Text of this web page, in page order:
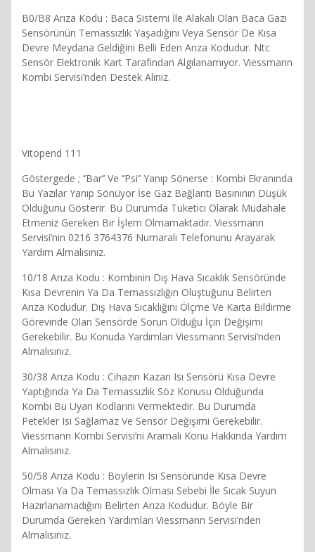
B0/B8 Arıza Kodu : Baca Sistemi İle Alakalı Olan Baca Gazı
Sensörünün Temassızlık Yaşadığını Veya Sensör De Kısa
Devre Meydana Geldiğini Belli Eden Arıza Kodudur. Ntc
Sensör Elektronik Kart Tarafından Algılanamıyor. Viessmann
Kombi Servisi’nden Destek Alınız.
Vitopend 111
Göstergede ; ‘’Bar’’ Ve ‘’Psi’’ Yanıp Sönerse : Kombi Ekranında
Bu Yazılar Yanıp Sönüyor İse Gaz Bağlantı Basınının Düşük
Olduğunu Gösterir. Bu Durumda Tüketici Olarak Müdahale
Etmeniz Gereken Bir İşlem Olmamaktadır. Viessmann
Servisi’nin 0216 3764376 Numaralı Telefonunu Arayarak
Yardım Almalısınız.
10/18 Arıza Kodu : Kombinin Dış Hava Sıcaklık Sensöründe
Kısa Devrenin Ya Da Temassızlığın Oluştuğunu Belirten
Arıza Kodudur. Dış Hava Sıcaklığını Ölçme Ve Karta Bildirme
Görevinde Olan Sensörde Sorun Olduğu İçin Değişimi
Gerekebilir. Bu Konuda Yardımları Viessmann Servisi’nden
Almalısınız.
30/38 Arıza Kodu : Cihazın Kazan Isı Sensörü Kısa Devre
Yaptığında Ya Da Temassızlık Söz Konusu Olduğunda
Kombi Bu Uyarı Kodlarını Vermektedir. Bu Durumda
Petekler Isı Sağlamaz Ve Sensör Değişimi Gerekebilir.
Viessmann Kombi Servisi’ni Aramalı Konu Hakkında Yardım
Almalısınız.
50/58 Arıza Kodu : Boylerin Isı Sensöründe Kısa Devre
Olması Ya Da Temassızlık Olması Sebebi İle Sıcak Suyun
Hazırlanamadığını Belirten Arıza Kodudur. Böyle Bir
Durumda Gereken Yardımları Viessmann Servisi’nden
Almalısınız.